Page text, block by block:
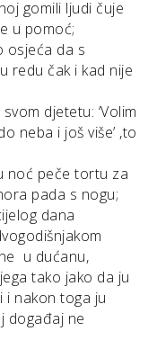
gomili ljudi čuje
u pomoć;
osjeća da s
redu čak i kad nije
djetetu: ‘Volim
neba i još više’ ,to
noć peče tortu za
pada s nogu;
dana
u dućanu,
tako jako da ju
i nakon toga ju
događaj ne